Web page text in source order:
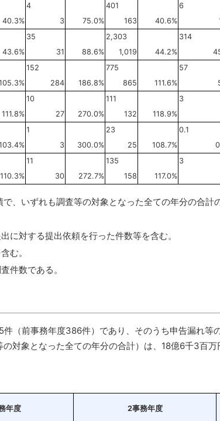
4 401 6
40.3% 3 75.0% 163 40.6%
35 2,303 314
43.6% 31 88.6% 1,019 44.2%
152 775 57
284 186.8% 865 111.6%
10 111 3
111.8% 27 270.0% 132 118.9%
1 23 0.1
3 300.0% 25 108.7%
11 135 3
110.3% 30 272.7% 158 117.0%
、いずれも調査等の対象となった全ての年分の合計
対する提出依頼を行った件数等を含む。
む。
件数である。
（前事務年度386件）であり、そのうち申告漏れ等
対象となった全ての年分の合計）は、18億6千3百
年度
2事務年度